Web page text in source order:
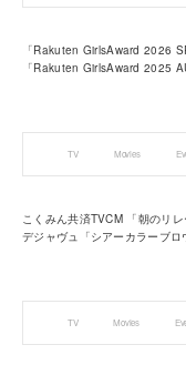
「Rakuten GirlsAward 2026
「Rakuten GirlsAward 2025
TV Movies
こくみん共済TVCM 「朝のリ
デジャヴュ「シアーカラーブロ
TV Movies